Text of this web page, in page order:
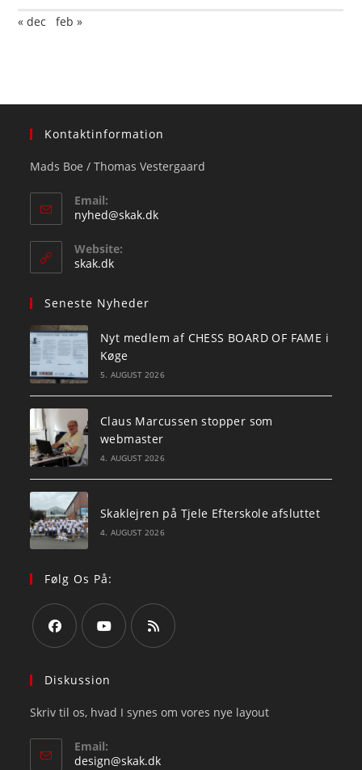
« dec feb »
Kontaktinformation
Mads Boe / Thomas Vestergaard
Email:
nyhed@skak.dkOpens
Website:
skak.dk
Seneste Nyheder
Nyt medlem af CHESS BOARD OF FAME i
Køge
5. AUGUST 2026
Claus Marcussen stopper som
webmaster
4. AUGUST 2026
Skaklejren på Tjele Efterskole afsluttet
4. AUGUST 2026
Følg Os På:
in
new
tab
in
new
new
Diskussion
Skriv til os, hvad I synes om vores nye layout
Email:
design@skak.dkOpens